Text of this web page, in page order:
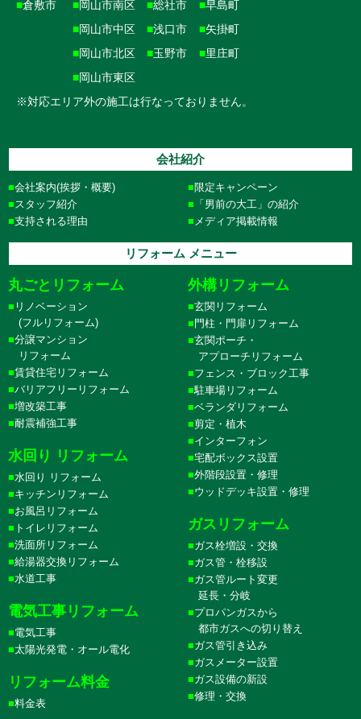
■倉敷市 ■岡山市南区
■岡山市中区
■岡山市北区
■岡山市東区
■総社市
■浅口市
■玉野市
■早島町
■矢掛町
■里庄町
※対応エリア外の施工は行なっておりません。
会社紹介
会社案内(挨拶・概要)
スタッフ紹介
支持される理由
限定キャンペーン
「男前の大工」の紹介
メディア掲載情報
リフォーム メニュー
丸ごとリフォーム
リノベーション
(フルリフォーム)
分譲マンション
リフォーム
賃貸住宅リフォーム
バリアフリーリフォーム
増改築工事
耐震補強工事
水回り リフォーム
水回り リフォーム
キッチンリフォーム
お風呂リフォーム
トイレリフォーム
洗面所リフォーム
給湯器交換リフォーム
水道工事
電気工事リフォーム
電気工事
太陽光発電・オール電化
リフォーム料金
料金表
外構リフォーム
玄関リフォーム
門柱・門扉リフォーム
玄関ポーチ・
アプローチリフォーム
フェンス・ブロック工事
駐車場リフォーム
ベランダリフォーム
剪定・植木
インターフォン
宅配ボックス設置
外階段設置・修理
ウッドデッキ設置・修理
ガスリフォーム
ガス栓増設・交換
ガス管・栓移設
ガス管ルート変更
延長・分岐
プロパンガスから
都市ガスへの切り替え
ガス管引き込み
ガスメーター設置
ガス設備の新設
修理・交換